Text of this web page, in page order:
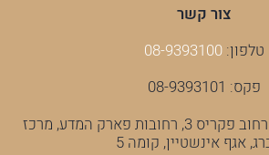
צור קשר
טלפון: 08-9393100
פקס: 08-9393101
סניף ראשי רחובות: רחוב פקריס 3, רחובות פארק המדע, מרכז
אגף אינשטיין, קומה 5